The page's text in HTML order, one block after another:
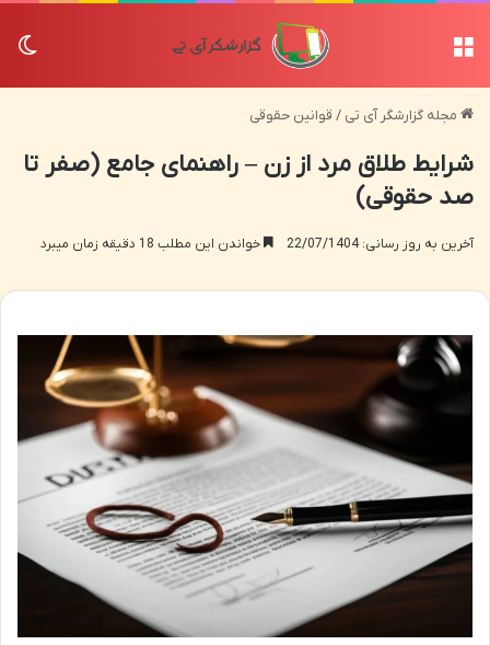
مجله گزارشگر آی تی / قوانین حقوقی
شرایط طلاق مرد از زن – راهنمای جامع (صفر تا
صد حقوقی)
آخرین به روز رسانی: 22/07/1404 خواندن این مطلب 18 دقیقه زمان میبرد